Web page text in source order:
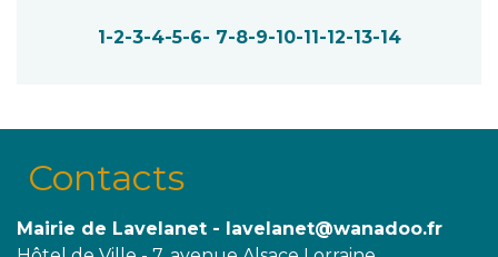
1-2-3-4-5-6- 7-8-9-10-11-12-13-14
Contacts
Mairie de Lavelanet - lavelanet@wanadoo.fr